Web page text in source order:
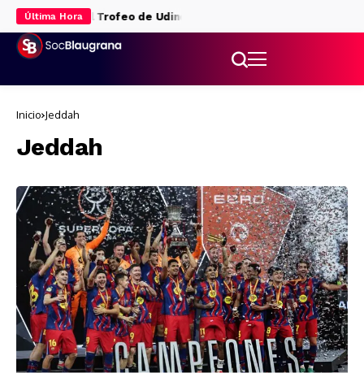
Última Hora
gol y pierde el Trofeo de Udine
Inicio Jeddah
Jeddah